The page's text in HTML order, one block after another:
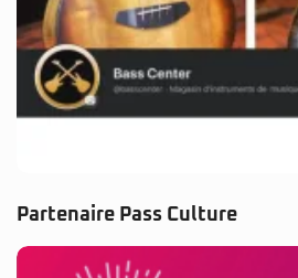
Partenaire Pass Culture